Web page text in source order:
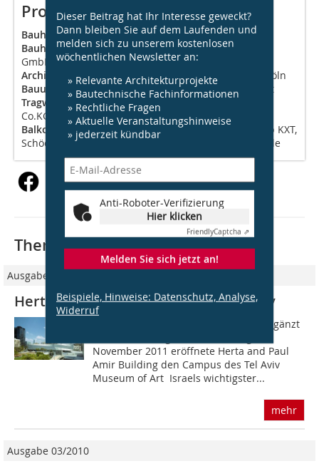
Projektdaten
Bauherr:S.I.E. Soini Immobilienentwicklung GmbH
Bauherrenvertretung / Projektsteuerung:BerloReal
GmbH, Köln
Architekt:
Boris Enning Architekt BDA Stadtplaner, Köln
Bauunternehmer:Peter Gross Bau GmbH, St. Ingbert
Tragwerksplaner:bau|werk Ingenieurbüro GmbH &
Co.KG Ingenieurbüro Klär & Kühnrich, Ötigheim
Balkone:
Schöck Isokorb Typ WXT, Schöck Isokorb Typ KXT,
Schöck Isokorb Ergänzungstyp HP-XT, Schöck Tron-sole
Dieser Beitrag hat Ihr Interesse geweckt?
Dann bleiben Sie auf dem Laufenden und
melden sich zu unserem kostenlosen
wöchentlichen Newsletter an:
» Relevante Architekturprojekte
» Bautechnische Fachinformationen
» Rechtliche Fragen
» Aktuelle Veranstaltungshinweise
» jederzeit kündbar
Anti-Roboter-Verifizierung
Hier klicken
FriendlyCaptcha ⇗
Melden Sie sich jetzt an!
Beispiele, Hinweise: Datenschutz, Analyse,
Widerruf
Thematisch passende Artikel:
Ausgabe 12/2011
Herta and Paul Amir Building, Tel Aviv
Entworfen von Preston Scott Cohen ergänzt
November 2011 eröffnete Herta and Paul
Amir Building den Campus des Tel Aviv
Museum of Art  Israels wichtigster...
mehr
Ausgabe 03/2010